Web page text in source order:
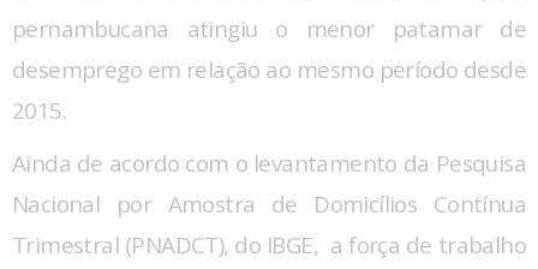
pernambucana atingiu o menor patamar de
desemprego em relação ao mesmo período desde
2015.
Ainda de acordo com o levantamento da Pesquisa
Nacional por Amostra de Domicílios Contínua
Trimestral (PNADCT), do IBGE, a força de trabalho